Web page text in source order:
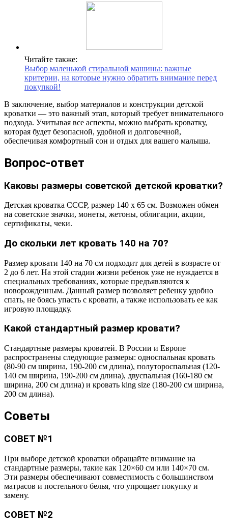
Читайте также:
Выбор маленькой стиральной машины: важные
критерии, на которые нужно обратить внимание перед
покупкой!
В заключение, выбор материалов и конструкции детской
кроватки — это важный этап, который требует внимательного
подхода. Учитывая все аспекты, можно выбрать кроватку,
которая будет безопасной, удобной и долговечной,
обеспечивая комфортный сон и отдых для вашего малыша.
Вопрос-ответ
Каковы размеры советской детской кроватки?
Детская кроватка СССР, размер 140 х 65 см. Возможен обмен
на советские значки, монеты, жетоны, облигации, акции,
сертификаты, чеки.
До скольки лет кровать 140 на 70?
Размер кровати 140 на 70 см подходит для детей в возрасте от
2 до 6 лет. На этой стадии жизни ребенок уже не нуждается в
специальных требованиях, которые предъявляются к
новорожденным. Данный размер позволяет ребенку удобно
спать, не боясь упасть с кровати, а также использовать ее как
игровую площадку.
Какой стандартный размер кровати?
Стандартные размеры кроватей. В России и Европе
распространены следующие размеры: односпальная кровать
(80-90 см ширина, 190-200 см длина), полутороспальная (120-
140 см ширина, 190-200 см длина), двуспальная (160-180 см
ширина, 200 см длина) и кровать king size (180-200 см ширина,
200 см длина).
Советы
СОВЕТ №1
При выборе детской кроватки обращайте внимание на
стандартные размеры, такие как 120×60 см или 140×70 см.
Эти размеры обеспечивают совместимость с большинством
матрасов и постельного белья, что упрощает покупку и
замену.
СОВЕТ №2